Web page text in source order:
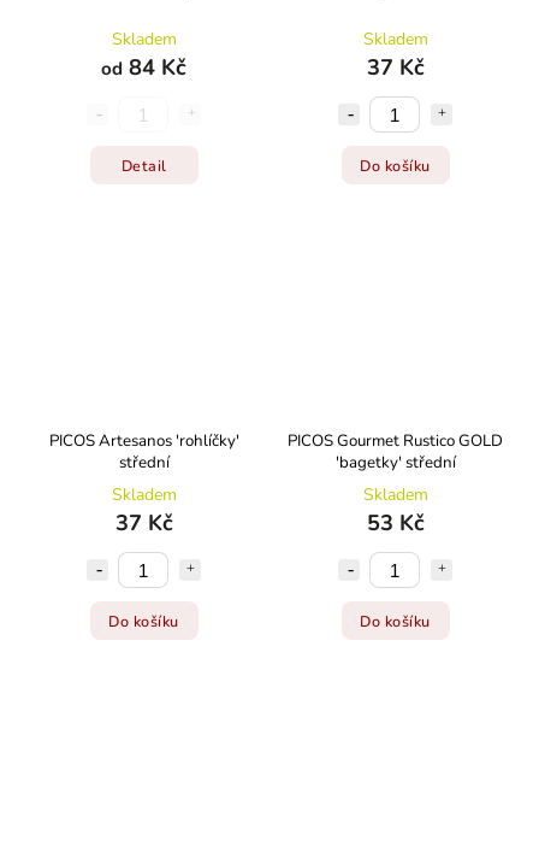
Skladem
od 84 Kč
Detail
Skladem
37 Kč
Do košíku
PICOS Artesanos 'rohlíčky'
střední
Skladem
37 Kč
Do košíku
PICOS Gourmet Rustico GOLD
'bagetky' střední
Skladem
53 Kč
Do košíku